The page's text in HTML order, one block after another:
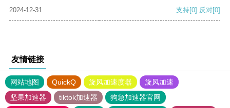
2024-12-31
支持[0] 反对[0]
友情链接
网站地图 QuickQ 旋风加速度器
旋风加速
坚果加速器
tiktok加速器
狗急加速器官网